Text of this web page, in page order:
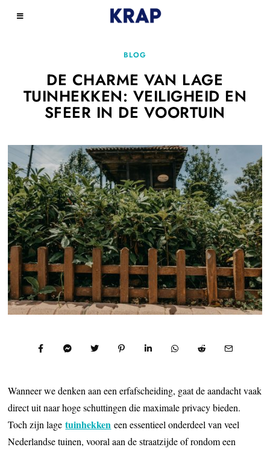
BLOG
DE CHARME VAN LAGE
TUINHEKKEN: VEILIGHEID EN
SFEER IN DE VOORTUIN
Wanneer we denken aan een erfafscheiding, gaat de aandacht vaak
direct uit naar hoge schuttingen die maximale privacy bieden.
Toch zijn lagetuinhekken een essentieel onderdeel van veel
Nederlandse tuinen, vooral aan de straatzijde of rondom een